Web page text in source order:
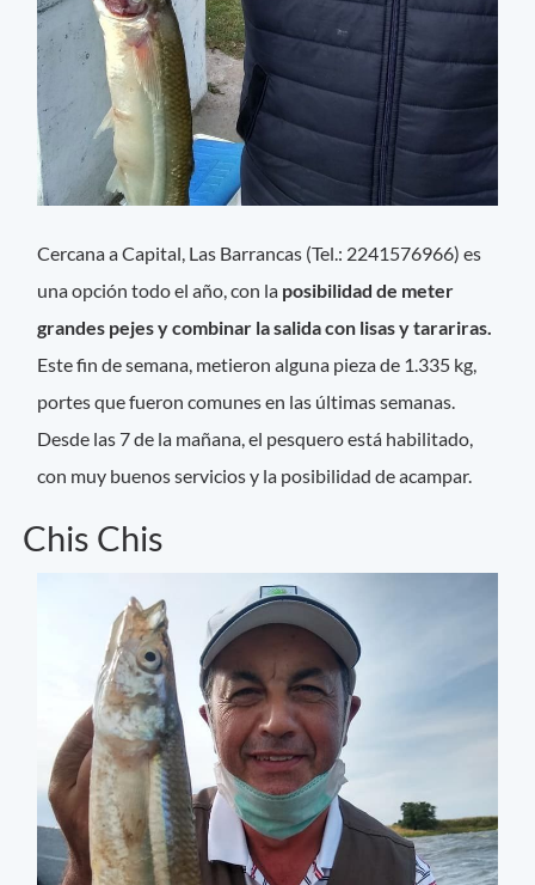
Cercana a Capital, Las Barrancas (Tel.: 2241576966) es
una opción todo el año, con la posibilidad de meter
grandes pejes y combinar la salida con lisas y tarariras.
Este fin de semana, metieron alguna pieza de 1.335 kg,
portes que fueron comunes en las últimas semanas.
Desde las 7 de la mañana, el pesquero está habilitado,
con muy buenos servicios y la posibilidad de acampar.
Chis Chis